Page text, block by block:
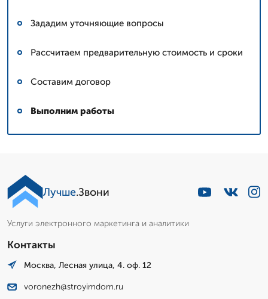
Зададим уточняющие вопросы
Рассчитаем предварительную стоимость и сроки
Составим договор
Выполним работы
Лучше.Звони
Услуги электронного маркетинга и аналитики
Контакты
Москва, Лесная улица, 4. оф. 12
voronezh@stroyimdom.ru